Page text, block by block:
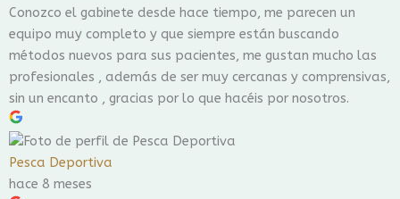
Conozco el gabinete desde hace tiempo, me parecen un
equipo muy completo y que siempre están buscando
métodos nuevos para sus pacientes, me gustan mucho las
profesionales , además de ser muy cercanas y comprensivas,
sin un encanto , gracias por lo que hacéis por nosotros.
Pesca Deportiva
hace 8 meses